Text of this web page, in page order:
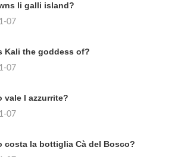
li galli island?
07
Kali the goddess of?
07
vale l azzurrite?
07
costa la bottiglia Cà del Bosco?